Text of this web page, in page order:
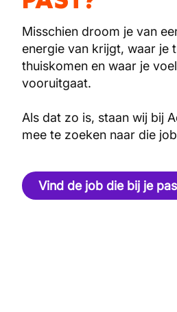
Misschien droom je van
energie van krijgt, waar je
thuiskomen en waar je
vooruitgaat.
Als dat zo is, staan wij bij
mee te zoeken naar die
Vind de job die bij je